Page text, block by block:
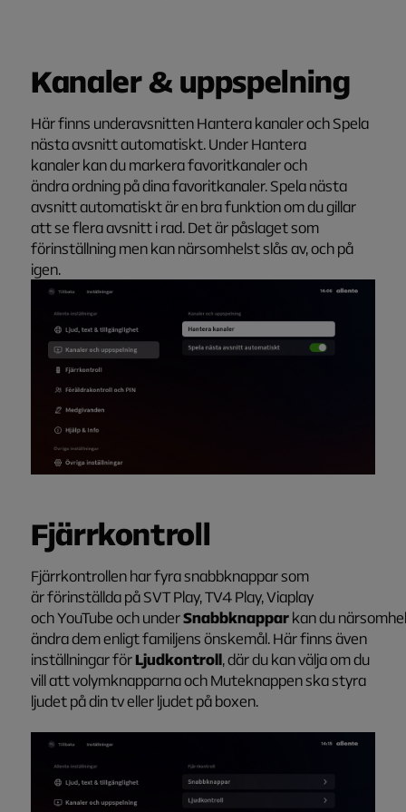
Kanaler & uppspelning
Härfinns underavsnittenHantera kanaleroch Spela
nästa avsnitt automatiskt.UnderHantera
kanalerkandumarkera favoritkanaler och
ändraordningpå dinafavoritkanaler.Spela nästa
avsnitt automatisktär en bra funktion om du gillar
att se flera avsnitt i rad. Detärpåslaget som
förinställningmenkan närsomhelst slås av, och på
igen.
Fjärrkontroll
Fjärrkontrollen har fyra snabbknappar som
är förinställda på SVT Play, TV4 Play, Viaplay
och YouTube och underSnabbknapparkan du
ändra dem enligt familjens önskemål. Här finns även
inställningar förLjudkontroll, där du kan välja om du
vill att volymknapparna och Muteknappen ska styra
ljudet på din tv eller ljudet på boxen.